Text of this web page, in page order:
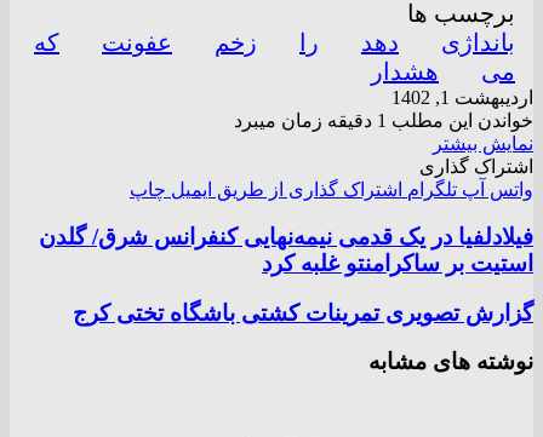
برچسب ها
بانداژی
دهد را زخم عفونت
که
می
هشدار
اردیبهشت 1, 1402
خواندن این مطلب 1 دقیقه زمان میبرد
نمایش بیشتر
اشتراک گذاری
واتس آپ تلگرام اشتراک گذاری از طریق ایمیل چاپ
فیلادلفیا در یک قدمی نیمه‌نهایی کنفرانس شرق/ گلدن
استیت بر ساکرامنتو غلبه کرد
گزارش تصویری تمرینات کشتی باشگاه تختی کرج
نوشته های مشابه